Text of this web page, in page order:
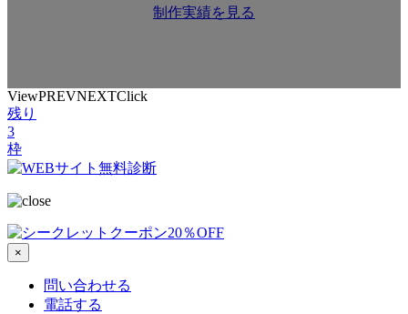
制作実績を見る
ViewPREVNEXTClick
残り
3
枠
×
問い合わせる
電話する